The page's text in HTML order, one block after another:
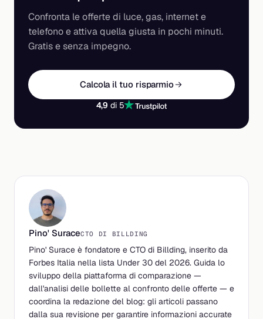
Confronta le offerte di luce, gas, internet e
telefono e attiva quella giusta in pochi minuti.
Gratis e senza impegno.
Calcola il tuo risparmio
4,9 di 5
Pino' SuraceCTO DI BILLDING
Pino' Surace è fondatore e CTO di Billding, inserito da
Forbes Italia nella lista Under 30 del 2026. Guida lo
sviluppo della piattaforma di comparazione —
dall'analisi delle bollette al confronto delle offerte — e
coordina la redazione del blog: gli articoli passano
dalla sua revisione per garantire informazioni accurate